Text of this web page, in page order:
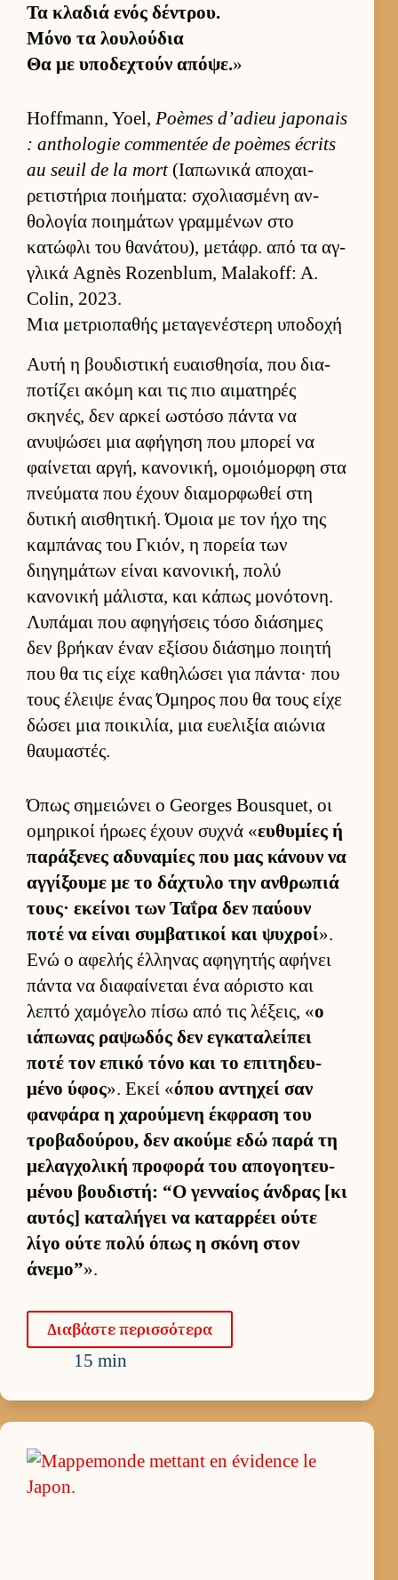
Τα κλαδιά ενός δέντρου.
Μόνο τα λου­λού­δια
Θα με υποδεχτούν απόψε.»
Hoffmann, Yoel, Poèmes d’adieu japonais
: anthologie commentée de poèmes écrits
au seuil de la mort(Ια­πωνικά αποχαι­
ρετιστήρια ποι­ήματα: σχολια­σμένη αν­
θολογία ποι­ημάτων γραμ­μένων στο
κατώφλι του θανάτου), μετάφρ. από τα αγ­
γλικά Agnès Rozenblum, Malakoff: A.
Colin, 2023.
Μια μετριοπαθής μεταγενέστερη υποδοχή
Αυτή η βου­διστική ευαι­σθησία, που δια­
ποτίζει ακόμη και τις πιο αι­ματηρές
σκηνές, δεν αρ­κεί ωστόσο πάντα να
ανυψώσει μια αφήγηση που μπορεί να
φαί­νεται αρ­γή, κανονική, ομοιόμορφη στα
πνεύ­ματα που έχουν δια­μορ­φωθεί στη
δυτική αι­σθητική. Όμοια με τον ήχο της
καμπάνας του Γκιόν, η πορεία των
διηγημάτων εί­ναι κανονική, πολύ
κανονική μάλιστα, και κάπως μονότονη.
Λυπάμαι που αφηγήσεις τόσο διάσημες
δεν βρήκαν έναν εξίσου διάσημο ποι­ητή
που θα τις είχε καθηλώσει για πάντα· που
τους έλειψε ένας Όμηρος που θα τους είχε
δώσει μια ποι­κιλία, μια ευ­ελιξία αιώνια
θαυ­μαστές.
Όπως σημειώνει ο Georges Bousquet, οι
ομηρικοί ήρωες έχουν συχνά «ευ­θυμίες ή
παράξενες αδυναμίες που μας κάνουν να
αγ­γίξουμε με το δάχτυλο την αν­θρωπιά
τους· εκεί­νοι των Ταΐρα δεν παύ­ουν
ποτέ να εί­ναι συμ­βατικοί και ψυχροί».
Ενώ ο αφελής έλ­ληνας αφηγητής αφήνει
πάντα να δια­φαί­νεται ένα αόριστο και
λεπτό χαμόγελο πίσω από τις λέξεις, «ο
ιάπωνας ραψωδός δεν εγκαταλεί­πει
ποτέ τον επικό τόνο και το επιτηδευ­
μένο ύφος». Εκεί «όπου αντηχεί σαν
φαν­φάρα η χαρού­μενη έκ­φραση του
τροβαδού­ρου, δεν ακούμε εδώ παρά τη
μελαγ­χολική προφορά του απογοη­τευ­
μένου βου­διστή: “Ο γεν­ναίος άν­δρας [κι
αυ­τός] καταλήγει να καταρ­ρέει ούτε
λίγο ούτε πολύ όπως η σκόνη στον
άνεμο”».
Δια­βάστε περισ­σότερα
15 min